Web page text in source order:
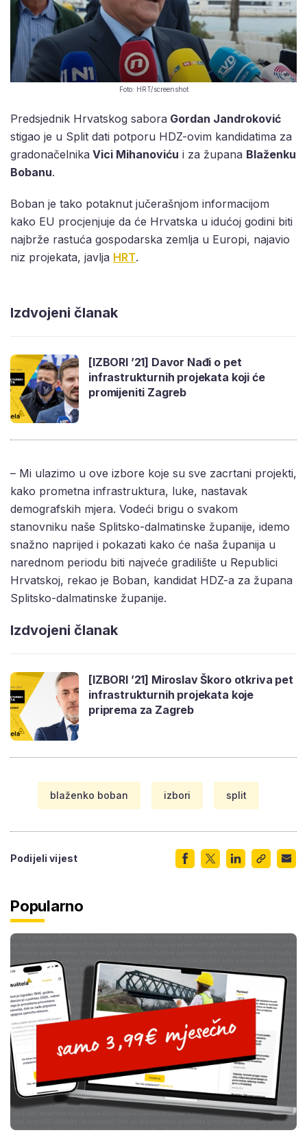
Foto: HRT/screenshot
Predsjednik Hrvatskog sabora Gordan Jandroković
stigao je u Split dati potporu HDZ-ovim kandidatima za
gradonačelnika Vici Mihanoviću i za župana Blaženku
Bobanu.
Boban je tako potaknut jučerašnjom informacijom
kako EU procjenjuje da će Hrvatska u idućoj godini biti
najbrže rastuća gospodarska zemlja u Europi, najavio
niz projekata, javlja HRT.
Izdvojeni članak
[IZBORI ’21] Davor Nađi o pet
infrastrukturnih projekata koji će
promijeniti Zagreb
– Mi ulazimo u ove izbore koje su sve zacrtani projekti,
kako prometna infrastruktura, luke, nastavak
demografskih mjera. Vodeći brigu o svakom
stanovniku naše Splitsko-dalmatinske županije, idemo
snažno naprijed i pokazati kako će naša županija u
narednom periodu biti najveće gradilište u Republici
Hrvatskoj, rekao je Boban, kandidat HDZ-a za župana
Splitsko-dalmatinske županije.
Izdvojeni članak
[IZBORI ’21] Miroslav Škoro otkriva pet
infrastrukturnih projekata koje
priprema za Zagreb
blaženko boban izbori split
Podijeli vijest
Popularno